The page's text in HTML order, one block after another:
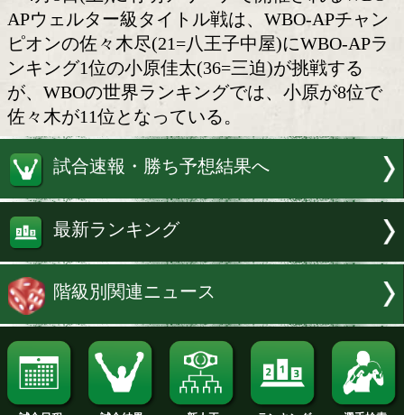
を発表したが、WBO-APは昨年12月度
ングと今年1月のランキングを同時に発
WBO-APに関しては、1月29日付けとす
ングが、現在のところ最新のランキン
ている。
4月8日(土)に有明アリーナで開催され
APウェルター級タイトル戦は、WBO-
ピオンの佐々木尽(21=八王子中屋)に
ンキング1位の小原佳太(36=三迫)が挑戦
が、WBOの世界ランキングでは、小原
佐々木が11位となっている。
試合速報・勝ち予想結果へ